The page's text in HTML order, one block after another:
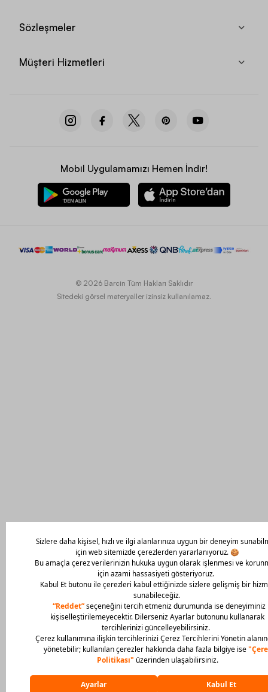
Sözleşmeler
Müşteri Hizmetleri
Mobil Uygulamamızı Hemen İndir!
© 2026 Barcin Tüm Hakları Saklıdır
Sitedeki görsel materyaller izinsiz kullanılamaz.